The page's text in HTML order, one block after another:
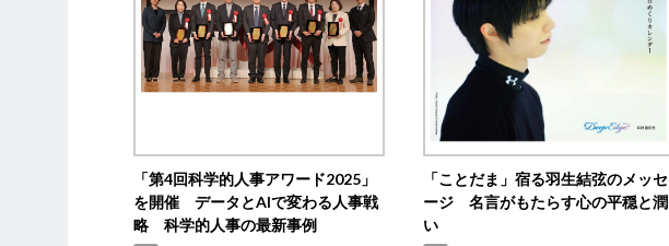
「第4回科学的人事アワード2025」
を開催 データとAIで変わる人事戦
略 科学的人事の最新事例
「ことだま」宿る羽生結弦のメッセ
ージ 名言がもたらす心の平穏と潤
い